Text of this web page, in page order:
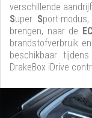
verschillende
Super Sport-
brengen, naar de EC
brandstofverbruik
beschikbaar
DrakeBox iDrive